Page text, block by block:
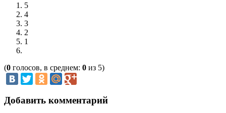
5
4
3
2
1
(0 голосов, в среднем: 0 из 5)
Добавить комментарий